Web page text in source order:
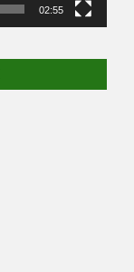
02:55